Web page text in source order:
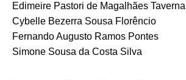
Edimeire Pastori de Magalhães
Cybelle Bezerra Sousa Florêncio
Fernando Augusto Ramos Pontes
Simone Sousa da Costa Silva